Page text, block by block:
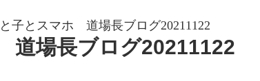
子とスマホ 道場長ブログ20211122
場長ブログ20211122